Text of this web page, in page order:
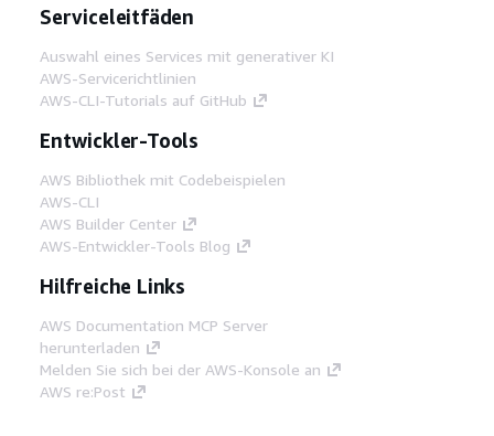
Serviceleitfäden
Auswahl eines Services mit generativer KI
AWS-Servicerichtlinien
AWS-CLI-Tutorials auf GitHub
Entwickler-Tools
AWS Bibliothek mit Codebeispielen
AWS-CLI
AWS Builder Center
AWS-Entwickler-Tools Blog
Hilfreiche Links
AWS Documentation MCP Server
herunterladen
Melden Sie sich bei der AWS-Konsole an
AWS re:Post